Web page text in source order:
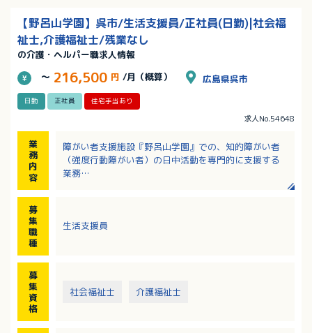
【野呂山学園】呉市/生活支援員/正社員(日勤)|社会福
祉士,介護福祉士/残業なし
の介護・ヘルパー職求人情報
～ 216,500 円 /月（概算） 広島県呉市
日勤 正社員 住宅手当あり
求人No.54648
業
務
内
容
障がい者支援施設『野呂山学園』での、知的障がい者
（強度行動障がい者）の日中活動を専門的に支援する
業務
動記録とモニタリング
募
集
職
種
生活支援員
募
集
資
格
社会福祉士 介護福祉士